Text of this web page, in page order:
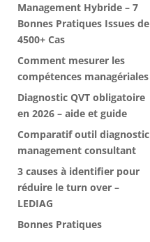
Management Hybride – 7
Bonnes Pratiques Issues de
4500+ Cas
Comment mesurer les
compétences managériales
Diagnostic QVT obligatoire
en 2026 – aide et guide
Comparatif outil diagnostic
management consultant
3 causes à identifier pour
réduire le turn over –
LEDIAG
Bonnes Pratiques